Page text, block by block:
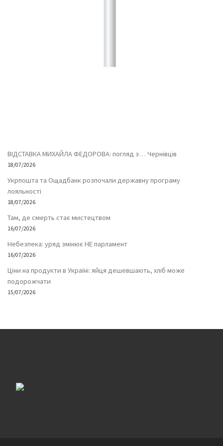
ВІДСТАВКА МИХАЙЛА ФЕДОРОВА: погляд з… Чернівців
18/07/2026
Укрпошта та Ощадбанк розпочали державну програму
лояльності
18/07/2026
Там, де смерть стає мистецтвом
16/07/2026
Небезпека: уряд змінює НЕ парламент
16/07/2026
Ціни на продукти в Україні: яйця дешевшають, хліб може
подорожчати
15/07/2026